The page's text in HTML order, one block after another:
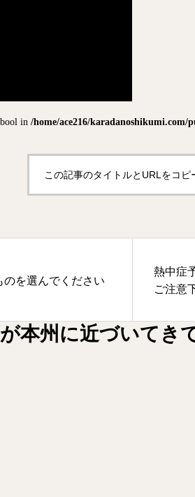
in /home/ace216/karadanoshikumi.com/
この記事のタイトルとURLをコピ
を選んでください
熱中症
ご注意
本州に近づいてき